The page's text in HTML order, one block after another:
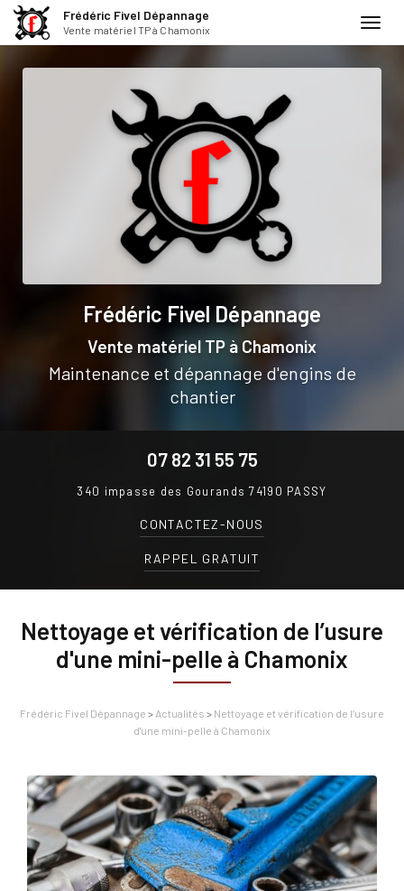
Frédéric Fivel Dépannage
Vente matériel TP à Chamonix
Frédéric Fivel Dépannage
Vente matériel TP à Chamonix
Maintenance et dépannage d'engins de
chantier
07 82 31 55 75
340 impasse des Gourands74190 PASSY
CONTACTEZ-NOUS
RAPPEL GRATUIT
Nettoyage et vérification de l’usure
d'une mini-pelle à Chamonix
Frédéric Fivel Dépannage > Actualités > Nettoyage et vérification de l’usure
d'une mini-pelle à Chamonix